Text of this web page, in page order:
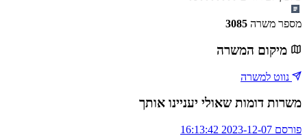
מספר משרה 3085
מיקום המשרה
נווט למשרה
משרות דומות שאולי יעניינו אותך
פורסם 2023-12-07 16:13:42